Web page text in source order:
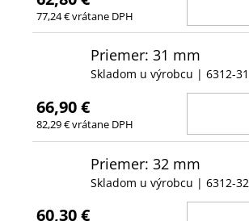
77,24 € vrátane DPH
Priemer: 31 mm
Skladom u výrobcu | 6312-31
66,90 €
82,29 € vrátane DPH
Priemer: 32 mm
Skladom u výrobcu | 6312-32
60,30 €